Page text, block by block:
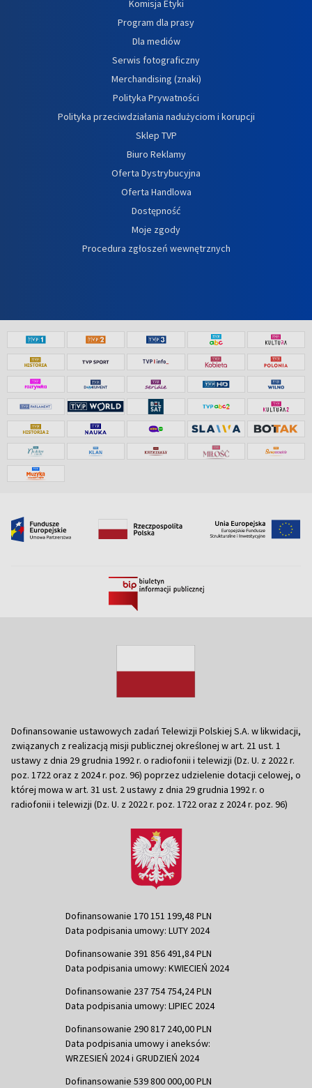
Komisja Etyki
Program dla prasy
Dla mediów
Serwis fotograficzny
Merchandising (znaki)
Polityka Prywatności
Polityka przeciwdziałania nadużyciom i korupcji
Sklep TVP
Biuro Reklamy
Oferta Dystrybucyjna
Oferta Handlowa
Dostępność
Moje zgody
Procedura zgłoszeń wewnętrznych
Dofinansowanie ustawowych zadań Telewizji Polskiej S.A. w likwidacji,
związanych z realizacją misji publicznej określonej w art. 21 ust. 1
ustawy z dnia 29 grudnia 1992 r. o radiofonii i telewizji (Dz. U. z 2022 r.
poz. 1722 oraz z 2024 r. poz. 96) poprzez udzielenie dotacji celowej, o
której mowa w art. 31 ust. 2 ustawy z dnia 29 grudnia 1992 r. o
radiofonii i telewizji (Dz. U. z 2022 r. poz. 1722 oraz z 2024 r. poz. 96)
Dofinansowanie 170 151 199,48 PLN
Data podpisania umowy: LUTY 2024
Dofinansowanie 391 856 491,84 PLN
Data podpisania umowy: KWIECIEŃ 2024
Dofinansowanie 237 754 754,24 PLN
Data podpisania umowy: LIPIEC 2024
Dofinansowanie 290 817 240,00 PLN
Data podpisania umowy i aneksów:
WRZESIEŃ 2024 i GRUDZIEŃ 2024
Dofinansowanie 539 800 000,00 PLN